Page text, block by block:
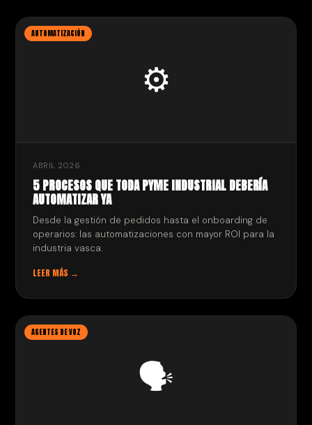
⚙️
AUTOMATIZACIÓN
ABRIL 2026
5 PROCESOS QUE TODA PYME INDUSTRIAL DEBERÍA
AUTOMATIZAR YA
Desde la gestión de pedidos hasta el onboarding de
operarios: las automatizaciones con mayor ROI para la
industria vasca.
LEER MÁS →
🗣️
AGENTES DE VOZ